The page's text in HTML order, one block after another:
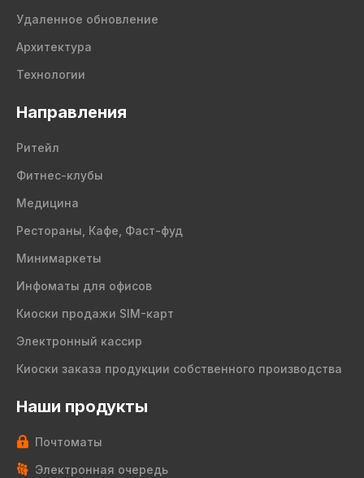
Удаленное обновление
Архитектура
Технологии
Направления
Ритейл
Фитнес-клубы
Медицина
Рестораны, Кафе, Фаст-фуд
Минимаркеты
Инфоматы для офисов
Киоски продажи SIM-карт
Электронный кассир
Киоски заказа продукции собственного производства
Наши продукты
Почтоматы
Электронная очередь